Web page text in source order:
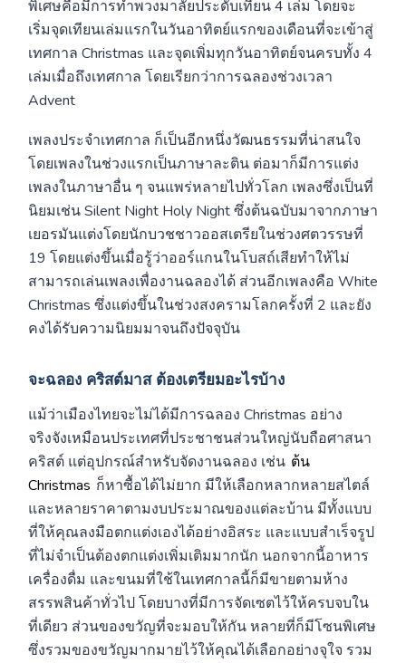
พิเศษคือมีการทำพวงมาลัยประดับเทียน 4 เล่ม โดยจะ
เริ่มจุดเทียนเล่มแรกในวันอาทิตย์แรกของเดือนที่จะเข้าสู่
เทศกาล Christmas และจุดเพิ่มทุกวันอาทิตย์จนครบทั้ง 4
เล่มเมื่อถึงเทศกาล โดยเรียกว่าการฉลองช่วงเวลา
Advent
เพลงประจำเทศกาล ก็เป็นอีกหนึ่งวัฒนธรรมที่น่าสนใจ
โดยเพลงในช่วงแรกเป็นภาษาละติน ต่อมาก็มีการแต่ง
เพลงในภาษาอื่น ๆ จนแพร่หลายไปทั่วโลก เพลงซึ่งเป็นที่
นิยมเช่น Silent Night Holy Night ซึ่งต้นฉบับมาจากภาษา
เยอรมันแต่งโดยนักบวชชาวออสเตรียในช่วงศตวรรษที่
19 โดยแต่งขึ้นเมื่อรู้ว่าออร์แกนในโบสถ์เสียทำให้ไม่
สามารถเล่นเพลงเพื่องานฉลองได้ ส่วนอีกเพลงคือ White
Christmas ซึ่งแต่งขึ้นในช่วงสงครามโลกครั้งที่ 2 และยัง
คงได้รับความนิยมมาจนถึงปัจจุบัน
จะฉลอง คริสต์มาสต้องเตรียมอะไรบ้าง
แม้ว่าเมืองไทยจะไม่ได้มีการฉลอง Christmas อย่าง
จริงจังเหมือนประเทศที่ประชาชนส่วนใหญ่นับถือศาสนา
คริสต์ แต่อุปกรณ์สำหรับจัดงานฉลอง เช่น ต้น
Christmas ก็หาซื้อได้ไม่ยาก มีให้เลือกหลากหลายสไตล์
และหลายราคาตามงบประมาณของแต่ละบ้าน มีทั้งแบบ
ที่ให้คุณลงมือตกแต่งเองได้อย่างอิสระ และแบบสำเร็จรูป
ที่ไม่จำเป็นต้องตกแต่งเพิ่มเติมมากนัก นอกจากนี้อาหาร
เครื่องดื่ม และขนมที่ใช้ในเทศกาลนี้ก็มีขายตามห้าง
สรรพสินค้าทั่วไป โดยบางที่มีการจัดเซตไว้ให้ครบจบใน
ที่เดียว ส่วนของขวัญที่จะมอบให้กัน หลายที่ก็มีโซนพิเศษ
ซึ่งรวมของขวัญมากมายไว้ให้คุณได้เลือกอย่างจุใจ รวม